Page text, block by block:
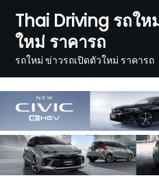
content
Thai Driving รถให
ใหม่ ราคารถ
รถใหม่ ข่าวรถเปิดตัวใหม่ ราคารถ